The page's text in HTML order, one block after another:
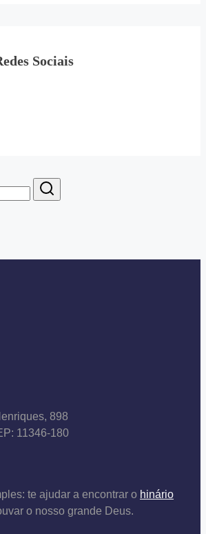
Sociais
898
11346-180
te ajudar a encontrar o hinário
o nosso grande Deus.